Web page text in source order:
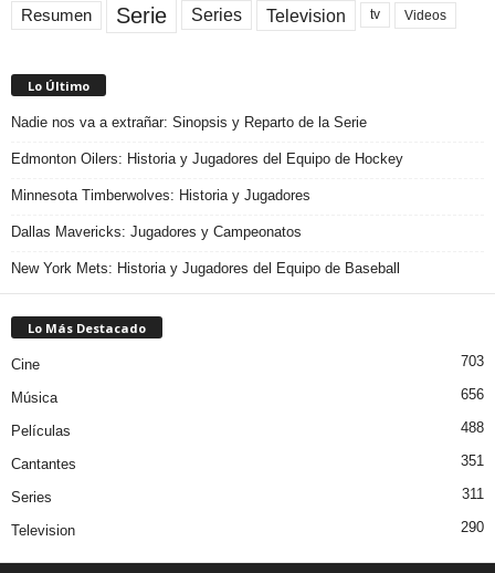
Resumen Serie Series Television tv Videos
Lo Último
Nadie nos va a extrañar: Sinopsis y Reparto de la Serie
Edmonton Oilers: Historia y Jugadores del Equipo de Hockey
Minnesota Timberwolves: Historia y Jugadores
Dallas Mavericks: Jugadores y Campeonatos
New York Mets: Historia y Jugadores del Equipo de Baseball
Lo Más Destacado
Cine 703
Música 656
Películas 488
Cantantes 351
Series 311
Television 290